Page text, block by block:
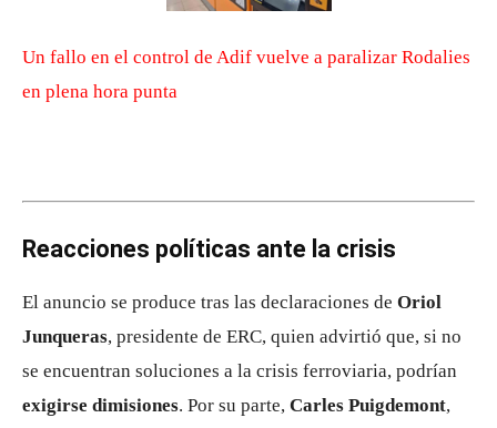
Un fallo en el control de Adif vuelve a paralizar Rodalies
en plena hora punta
Reacciones políticas ante la crisis
El anuncio se produce tras las declaraciones de Oriol
Junqueras, presidente de ERC, quien advirtió que, si no
se encuentran soluciones a la crisis ferroviaria, podrían
exigirse dimisiones. Por su parte, Carles Puigdemont,